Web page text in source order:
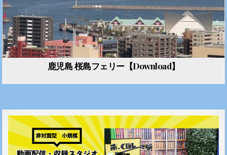
鹿児島 桜島フェリー【Download】